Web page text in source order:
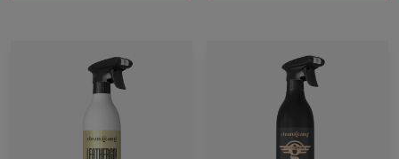
Raumdüfte
Handseifen
Handschuhe
Müllbeutel | Eimer
Haushaltspapier
Tücher | Schwämme |